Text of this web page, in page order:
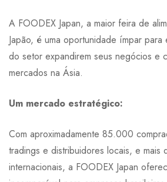
A FOODEX Japan, a maior feira de
Japão, é uma oportunidade ímpar para
do setor expandirem seus negócios e
mercados na Ásia.
Um mercado estratégico:
Com aproximadamente 85.000
tradings e distribuidores locais, e
internacionais, a FOODEX Japan